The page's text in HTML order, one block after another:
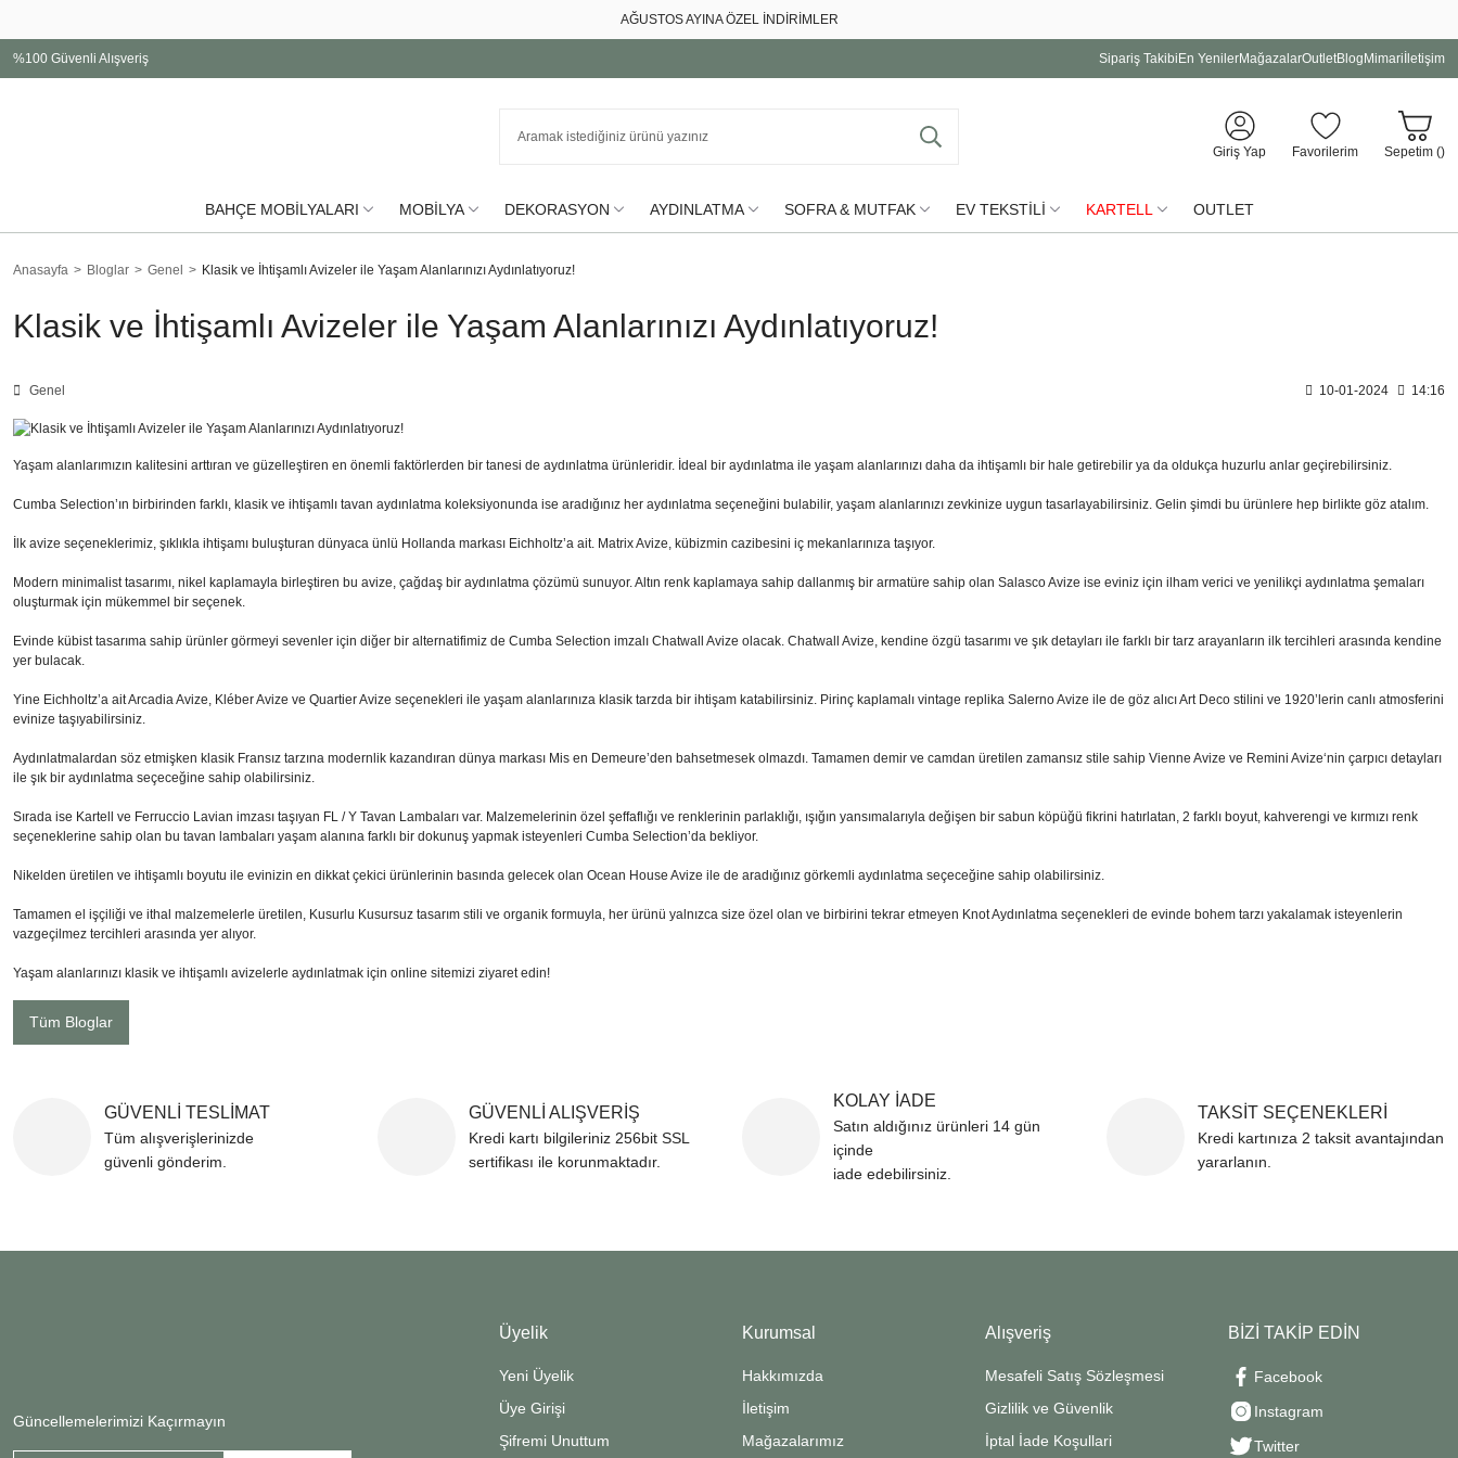
AĞUSTOS AYINA ÖZEL İNDİRİMLER
%100 Güvenli Alışveriş Sipariş Takibi En YenilerMağazalarOutletBlog Mimari İletişim
Giriş Yap Favorilerim Sepetim ()
BAHÇE MOBİLYALARI MOBİLYA DEKORASYON AYDINLATMA SOFRA & MUTFAK EV TEKSTİLİ KARTELL OUTLET
Anasayfa Bloglar Genel Klasik ve İhtişamlı Avizeler ile Yaşam Alanlarınızı Aydınlatıyoruz!
Klasik ve İhtişamlı Avizeler ile Yaşam Alanlarınızı Aydınlatıyoruz!
Genel 10-01-2024 14:16
Yaşam alanlarımızın kalitesini arttıran ve güzelleştiren en önemli faktörlerden bir tanesi de aydınlatma ürünleridir. İdeal bir aydınlatma ile yaşam alanlarınızı daha da ihtişamlı bir hale getirebilir ya da oldukça huzurlu anlar geçirebilirsiniz.
Cumba Selection’ın birbirinden farklı, klasik ve ihtişamlı tavan aydınlatma koleksiyonunda ise aradığınız her aydınlatma seçeneğini bulabilir, yaşam alanlarınızı zevkinize uygun tasarlayabilirsiniz. Gelin şimdi bu ürünlere hep birlikte göz atalım.
İlk avize seçeneklerimiz, şıklıkla ihtişamı buluşturan dünyaca ünlü Hollanda markası Eichholtz’a ait. Matrix Avize, kübizmin cazibesini iç mekanlarınıza taşıyor.
Modern minimalist tasarımı, nikel kaplamayla birleştiren bu avize, çağdaş bir aydınlatma çözümü sunuyor. Altın renk kaplamaya sahip dallanmış bir armatüre sahip olan Salasco Avize ise eviniz için ilham verici ve yenilikçi aydınlatma şemaları
oluşturmak için mükemmel bir seçenek.
Evinde kübist tasarıma sahip ürünler görmeyi sevenler için diğer bir alternatifimiz de Cumba Selection imzalı Chatwall Avize olacak. Chatwall Avize, kendine özgü tasarımı ve şık detayları ile farklı bir tarz arayanların ilk tercihleri arasında kendine
yer bulacak.
Yine Eichholtz’a ait Arcadia Avize, Kléber Avize ve Quartier Avize seçenekleri ile yaşam alanlarınıza klasik tarzda bir ihtişam katabilirsiniz. Pirinç kaplamalı vintage replika Salerno Avize ile de göz alıcı Art Deco stilini ve 1920’lerin canlı atmosferini
evinize taşıyabilirsiniz.
Aydınlatmalardan söz etmişken klasik Fransız tarzına modernlik kazandıran dünya markası Mis en Demeure’den bahsetmesek olmazdı. Tamamen demir ve camdan üretilen zamansız stile sahip Vienne Avize ve Remini Avize‘nin çarpıcı detayları
ile şık bir aydınlatma seçeceğine sahip olabilirsiniz.
Sırada ise Kartell ve Ferruccio Lavian imzası taşıyan FL / Y Tavan Lambaları var. Malzemelerinin özel şeffaflığı ve renklerinin parlaklığı, ışığın yansımalarıyla değişen bir sabun köpüğü fikrini hatırlatan, 2 farklı boyut, kahverengi ve kırmızı renk
seçeneklerine sahip olan bu tavan lambaları yaşam alanına farklı bir dokunuş yapmak isteyenleri Cumba Selection’da bekliyor.
Nikelden üretilen ve ihtişamlı boyutu ile evinizin en dikkat çekici ürünlerinin basında gelecek olan Ocean House Avize ile de aradığınız görkemli aydınlatma seçeceğine sahip olabilirsiniz.
Tamamen el işçiliği ve ithal malzemelerle üretilen, Kusurlu Kusursuz tasarım stili ve organik formuyla, her ürünü yalnızca size özel olan ve birbirini tekrar etmeyen Knot Aydınlatma seçenekleri de evinde bohem tarzı yakalamak isteyenlerin
vazgeçilmez tercihleri arasında yer alıyor.
Yaşam alanlarınızı klasik ve ihtişamlı avizelerle aydınlatmak için online sitemizi ziyaret edin!
Tüm Bloglar
GÜVENLİ TESLİMAT
Tüm alışverişlerinizde
güvenli gönderim.
GÜVENLİ ALIŞVERİŞ
Kredi kartı bilgileriniz 256bit SSL
sertifikası ile korunmaktadır.
KOLAY İADE
Satın aldığınız ürünleri 14 gün
içinde
iade edebilirsiniz.
TAKSİT SEÇENEKLERİ
Kredi kartınıza 2 taksit avantajından
yararlanın.
Güncellemelerimizi Kaçırmayın
Üyelik
Yeni Üyelik
Üye Girişi
Şifremi Unuttum
Kurumsal
Hakkımızda
İletişim
Mağazalarımız
Alışveriş
Mesafeli Satış Sözleşmesi
Gizlilik ve Güvenlik
İptal İade Koşullari
BİZİ TAKİP EDİN
Facebook
Instagram
Twitter